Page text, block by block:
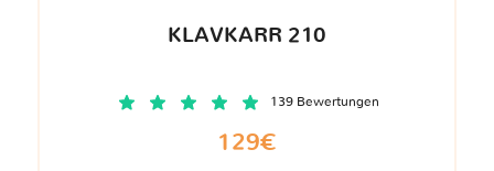
KLAVKARR 210
139 Bewertungen
129€